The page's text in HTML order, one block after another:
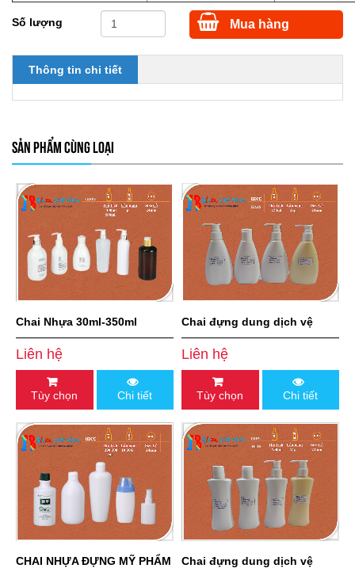
Số lượng Mua hàng
Thông tin chi tiết
SẢN PHẨM CÙNG LOẠI
Chai Nhựa 30ml-350ml
Liên hệ
Tùy chọn Chi tiết
Chai đựng dung dịch vệ
sinh 150 ml
Liên hệ
Tùy chọn Chi tiết
CHAI NHỰA ĐỰNG MỸ PHẨM Chai đựng dung dịch vệ